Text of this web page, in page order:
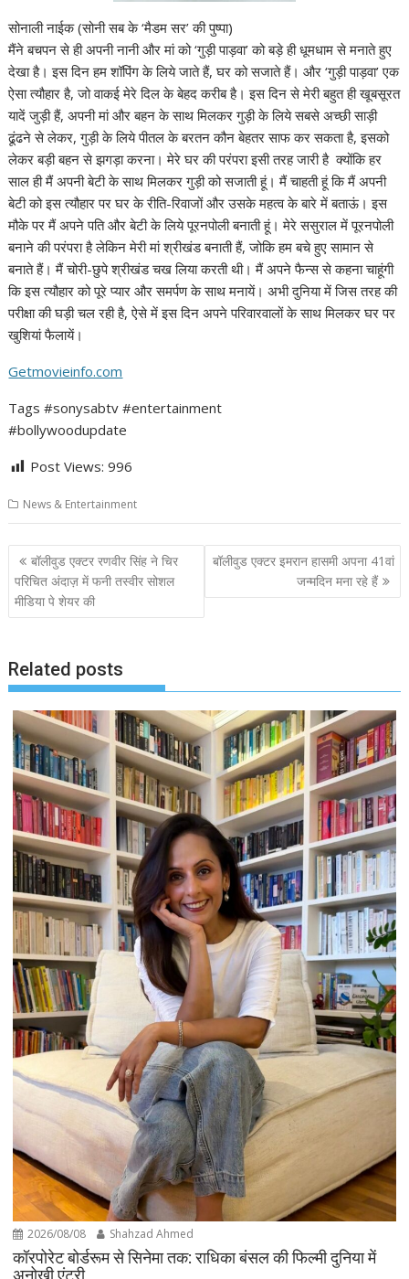
सोनाली नाईक (सोनी सब के ‘मैडम सर’ की पुष्‍पा)
मैंने बचपन से ही अपनी नानी और मां को ‘गुड़ी पाड़वा’ को बड़े ही धूमधाम से मनाते हुए
देखा है। इस दिन हम शॉपिंग के लिये जाते हैं, घर को सजाते हैं। और ‘गुड़ी पाड़वा’ एक
ऐसा त्‍यौहार है, जो वाकई मेरे दिल के बेहद करीब है। इस दिन से मेरी बहुत ही खूबसूरत
यादें जुड़ी हैं, अपनी मां और बहन के साथ मिलकर गुड़ी के लिये सबसे अच्‍छी साड़ी
ढूंढने से लेकर, गुड़ी के लिये पीतल के बरतन कौन बेहतर साफ कर सकता है, इसको
लेकर बड़ी बहन से झगड़ा करना। मेरे घर की परंपरा इसी तरह जारी है क्‍योंकि हर
साल ही मैं अपनी बेटी के साथ मिलकर गुड़ी को सजाती हूं। मैं चाहती हूं कि मैं अपनी
बेटी को इस त्‍यौहार पर घर के रीति-रिवाजों और उसके महत्‍व के बारे में बताऊं। इस
मौके पर मैं अपने पति और बेटी के लिये पूरनपोली बनाती हूं। मेरे ससुराल में पूरनपोली
बनाने की परंपरा है लेकिन मेरी मां श्रीखंड बनाती हैं, जोकि हम बचे हुए सामान से
बनाते हैं। मैं चोरी-छुपे श्रीखंड चख लिया करती थी। मैं अपने फैन्‍स से कहना चाहूंगी
कि इस त्‍यौहार को पूरे प्‍यार और समर्पण के साथ मनायें। अभी दुनिया में जिस तरह की
परीक्षा की घड़ी चल रही है, ऐसे में इस दिन अपने परिवारवालों के साथ मिलकर घर पर
खुशियां फैलायें।
Getmovieinfo.com
Tags #sonysabtv #entertainment
#bollywoodupdate
Post Views: 996
News & Entertainment
Post
navigation
बॉलीवुड एक्टर रणवीर सिंह ने चिर
परिचित अंदाज़ में फनी तस्वीर सोशल
मीडिया पे शेयर की
बॉलीवुड एक्टर इमरान हासमी अपना 41वां
जन्मदिन मना रहे हैं
Related posts
2026/08/08 Shahzad Ahmed
कॉरपोरेट बोर्डरूम से सिनेमा तक: राधिका बंसल की फिल्मी दुनिया में